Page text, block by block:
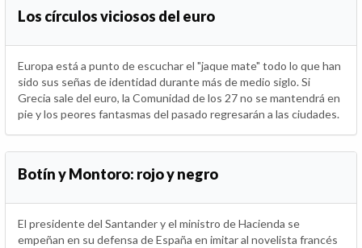
Los círculos viciosos del euro
Europa está a punto de escuchar el "jaque mate" todo lo que han
sido sus señas de identidad durante más de medio siglo. Si
Grecia sale del euro, la Comunidad de los 27 no se mantendrá en
pie y los peores fantasmas del pasado regresarán a las ciudades.
Botín y Montoro: rojo y negro
El presidente del Santander y el ministro de Hacienda se
empeñan en su defensa de España en imitar al novelista francés